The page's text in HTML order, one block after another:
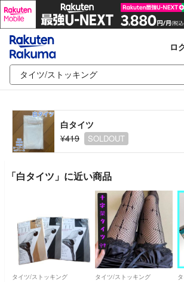
ロ
白タイツ
¥419
SOLDOUT
「白タイツ」に近い商品
タイツ/ストッキング タイツ/ストッキング